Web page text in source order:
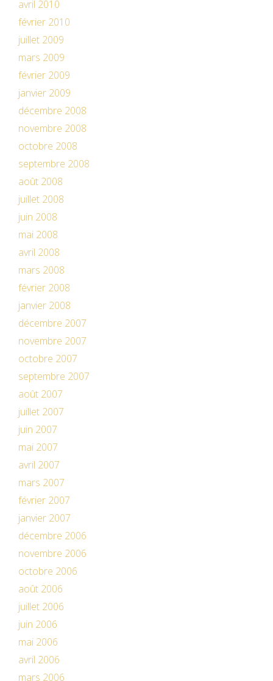
avril 2010
février 2010
juillet 2009
mars 2009
février 2009
janvier 2009
décembre 2008
novembre 2008
octobre 2008
septembre 2008
août 2008
juillet 2008
juin 2008
mai 2008
avril 2008
mars 2008
février 2008
janvier 2008
décembre 2007
novembre 2007
octobre 2007
septembre 2007
août 2007
juillet 2007
juin 2007
mai 2007
avril 2007
mars 2007
février 2007
janvier 2007
décembre 2006
novembre 2006
octobre 2006
août 2006
juillet 2006
juin 2006
mai 2006
avril 2006
mars 2006